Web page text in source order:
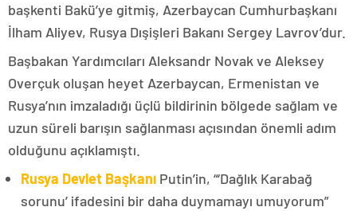
başkenti Bakü’ye gitmiş, Azerbaycan Cumhurbaşkanı
İlham Aliyev, Rusya Dışişleri Bakanı Sergey Lavrov’dur.
Başbakan Yardımcıları Aleksandr Novak ve Aleksey
Overçuk oluşan heyet Azerbaycan, Ermenistan ve
Rusya’nın imzaladığı üçlü bildirinin bölgede sağlam ve
uzun süreli barışın sağlanması açısından önemli adım
olduğunu açıklamıştı.
Rusya Devlet Başkanı Putin’in, “‘Dağlık Karabağ
sorunu’ ifadesini bir daha duymamayı umuyorum”